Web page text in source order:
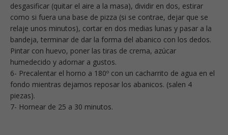
desgasificar (quitar el aire a la masa), dividir en dos, estirar
como si fuera una base de pizza (si se contrae, dejar que se
relaje unos minutos), cortar en dos medias lunas y pasar a la
bandeja, terminar de dar la forma del abanico con los dedos.
Pintar con huevo, poner las tiras de crema, azúcar
humedecido y adornar a gustos.
6- Precalentar el horno a 180º con un cacharrito de agua en el
fondo mientras dejamos reposar los abanicos. (salen 4
piezas).
7- Hornear de 25 a 30 minutos.